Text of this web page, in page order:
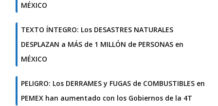
MÉXICO
TEXTO ÍNTEGRO: Los DESASTRES NATURALES
DESPLAZAN a MÁS de 1 MILLÓN de PERSONAS en
MÉXICO
PELIGRO: Los DERRAMES y FUGAS de COMBUSTIBLES en
PEMEX han aumentado con los Gobiernos de la 4T